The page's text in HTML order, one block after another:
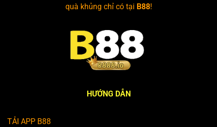
quà khủng chỉ có tại B88!
HƯỚNG DẪN
TẢI APP B88